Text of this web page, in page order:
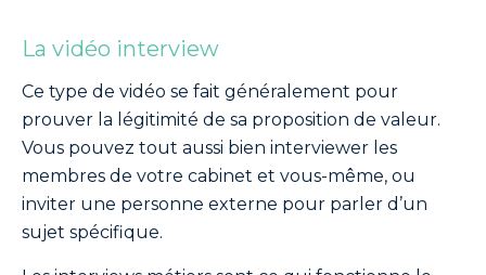
La vidéo interview
Ce type de vidéo se fait généralement pour
prouver la légitimité de sa proposition de valeur.
Vous pouvez tout aussi bien interviewer les
membres de votre cabinet et vous-même, ou
inviter une personne externe pour parler d’un
sujet spécifique.